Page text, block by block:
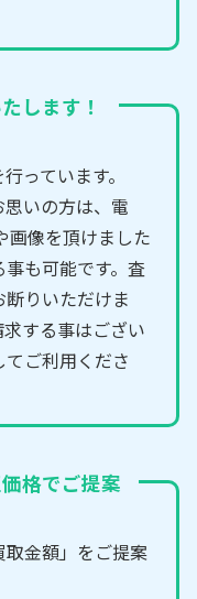
します！
っています。
いの方は、電
画像を頂けました
も可能です。査
りいただけま
する事はござい
ご利用くださ
格でご提案
金額」をご提案